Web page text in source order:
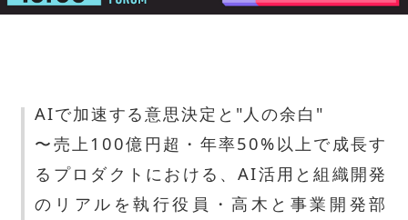
AIで加速する意思決定と"人の余白"
〜売上100億円超・年率50%以上で成長す
るプロダクトにおける、AI活用と組織開発
のリアルを執行役員・高木と事業開発部